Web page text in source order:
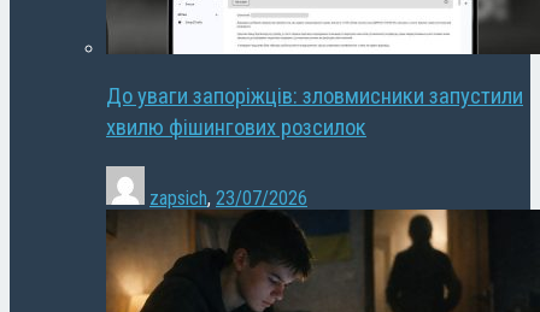
До уваги запоріжців: зловмисники запустили
хвилю фішингових розсилок
zapsich, 23/07/2026